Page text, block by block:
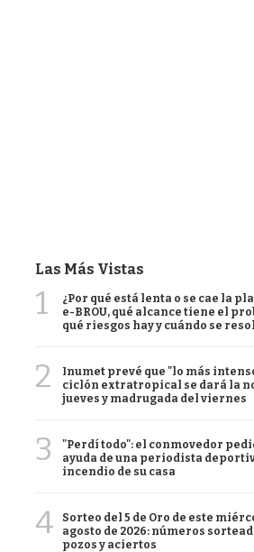
Las Más Vistas
1
¿Por qué está lenta o se cae la
e-BROU, qué alcance tiene el
qué riesgos hay y cuándo se
2
Inumet prevé que "lo más
ciclón extratropical se dará la
jueves y madrugada del viernes
3
"Perdí todo": el conmovedor
ayuda de una periodista
incendio de su casa
4
Sorteo del 5 de Oro de este
agosto de 2026: números
pozos y aciertos